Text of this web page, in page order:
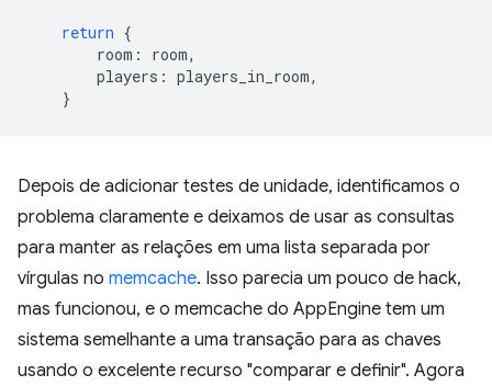
return {
room : room,
players : players_in_room,
}
Depois de adicionar testes de unidade, identificamos o
problema claramente e deixamos de usar as consultas
para manter as relações em uma lista separada por
vírgulas no memcache. Isso parecia um pouco de hack,
mas funcionou, e o memcache do AppEngine tem um
sistema semelhante a uma transação para as chaves
usando o excelente recurso "comparar e definir". Agora